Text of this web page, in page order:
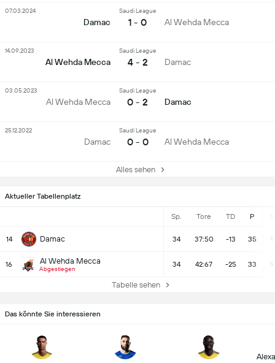
Aktueller Tabellenplatz
Sp. Tore TD P
14 Damac 34 37:50 -13 35 9
16 Al Wehda Mecca
Abgestiegen
34 42:67 -25 33 9
Tabelle sehen
Damac
Saudi League
1 - 0 Al Wehda Mecca
07.03.2024
Al Wehda Mecca
Saudi League
4 - 2 Damac
14.09.2023
Al Wehda Mecca
Saudi League
0 - 2 Damac
03.05.2023
Damac
Saudi League
0 - 0 Al Wehda Mecca
25.12.2022
Alles sehen
Das könnte Sie interessieren